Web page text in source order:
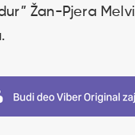
Žan-Pjera